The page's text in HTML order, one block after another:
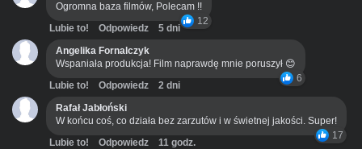
Ogromna baza filmów, Polecam !!
12
Lubie to! Odpowiedz
5 dni
Angelika Fornalczyk
Wspaniała produkcja! Film naprawdę mnie poruszył 😊
6
Lubie to! Odpowiedz
2 dni
Rafał Jabłoński
W końcu coś, co działa bez zarzutów i w świetnej jakości. Super!
17
Lubie to! Odpowiedz
11 godz.